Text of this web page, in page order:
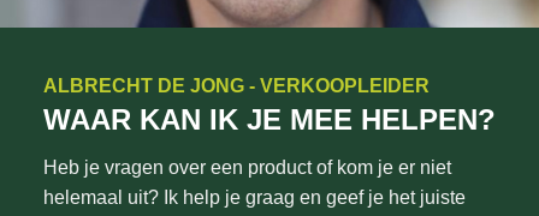
ALBRECHT DE JONG - VERKOOPLEIDER
WAAR KAN IK JE MEE HELPEN?
Heb je vragen over een product of kom je er niet
helemaal uit? Ik help je graag en geef je het juiste